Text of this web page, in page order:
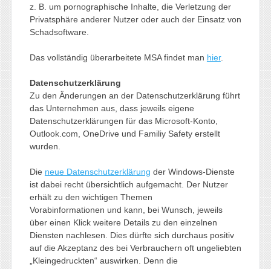
z. B. um pornographische Inhalte, die Verletzung der
Privatsphäre anderer Nutzer oder auch der Einsatz von
Schadsoftware.
Das vollständig überarbeitete MSA findet man hier.
Datenschutzerklärung
Zu den Änderungen an der Datenschutzerklärung führt
das Unternehmen aus, dass jeweils eigene
Datenschutzerklärungen für das Microsoft-Konto,
Outlook.com, OneDrive und Familiy Safety erstellt
wurden.
Die neue Datenschutzerklärung der Windows-Dienste
ist dabei recht übersichtlich aufgemacht. Der Nutzer
erhält zu den wichtigen Themen
Vorabinformationen und kann, bei Wunsch, jeweils
über einen Klick weitere Details zu den einzelnen
Diensten nachlesen. Dies dürfte sich durchaus positiv
auf die Akzeptanz des bei Verbrauchern oft ungeliebten
„Kleingedruckten“ auswirken. Denn die